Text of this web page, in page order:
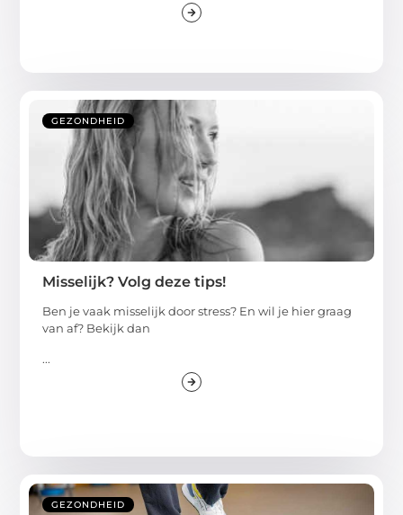
GEZONDHEID
Misselijk? Volg deze tips!
Ben je vaak misselijk door stress? En wil je hier graag
van af? Bekijk dan
...
GEZONDHEID